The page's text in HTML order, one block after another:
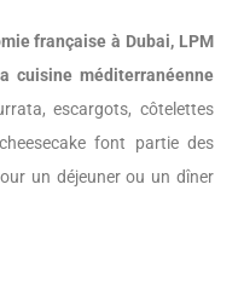
française à Dubai, LPM
cuisine méditerranéenne
escargots, côtelettes
font partie des
un déjeuner ou un dîner